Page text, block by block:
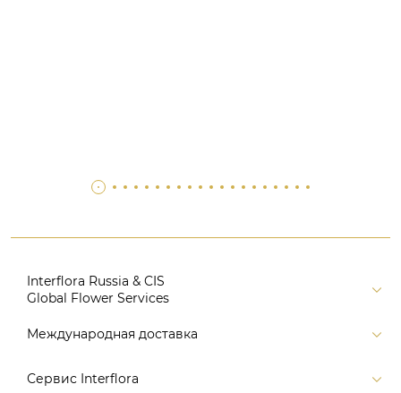
Interflora Russia & CIS
Global Flower Services
Версия для печати
Поиск
Международная доставка
Россия
Сервис Interflora